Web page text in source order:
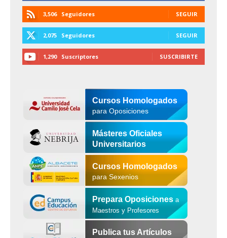
3,506 Seguidores SEGUIR
2,075 Seguidores SEGUIR
1,290 Suscriptores SUSCRIBIRTE
Cursos Homologados
para Oposiciones
Másteres Oficiales
Universitarios
Cursos Homologados
para Sexenios
Prepara Oposiciones a
Maestros y Profesores
Publica tus Artículos